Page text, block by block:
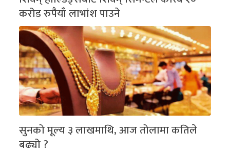
करोड रुपैयाँ लाभांश पाउने
सुनको मूल्य ३ लाखमाथि, आज तोलामा कतिले
बढ्यो ?